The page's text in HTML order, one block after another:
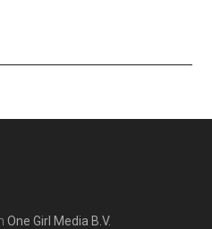
One Girl Media B.V.